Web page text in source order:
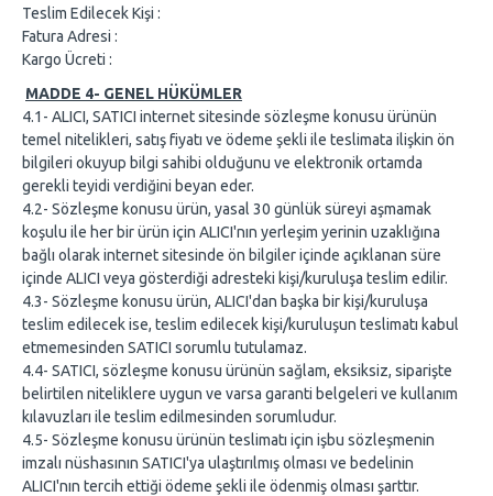
Teslim Edilecek Kişi :
Fatura Adresi :
Kargo Ücreti :
MADDE 4- GENEL HÜKÜMLER
4.1- ALICI, SATICI internet sitesinde sözleşme konusu ürünün
temel nitelikleri, satış fiyatı ve ödeme şekli ile teslimata ilişkin ön
bilgileri okuyup bilgi sahibi olduğunu ve elektronik ortamda
gerekli teyidi verdiğini beyan eder.
4.2- Sözleşme konusu ürün, yasal 30 günlük süreyi aşmamak
koşulu ile her bir ürün için ALICI'nın yerleşim yerinin uzaklığına
bağlı olarak internet sitesinde ön bilgiler içinde açıklanan süre
içinde ALICI veya gösterdiği adresteki kişi/kuruluşa teslim edilir.
4.3- Sözleşme konusu ürün, ALICI'dan başka bir kişi/kuruluşa
teslim edilecek ise, teslim edilecek kişi/kuruluşun teslimatı kabul
etmemesinden SATICI sorumlu tutulamaz.
4.4- SATICI, sözleşme konusu ürünün sağlam, eksiksiz, siparişte
belirtilen niteliklere uygun ve varsa garanti belgeleri ve kullanım
kılavuzları ile teslim edilmesinden sorumludur.
4.5- Sözleşme konusu ürünün teslimatı için işbu sözleşmenin
imzalı nüshasının SATICI'ya ulaştırılmış olması ve bedelinin
ALICI'nın tercih ettiği ödeme şekli ile ödenmiş olması şarttır.